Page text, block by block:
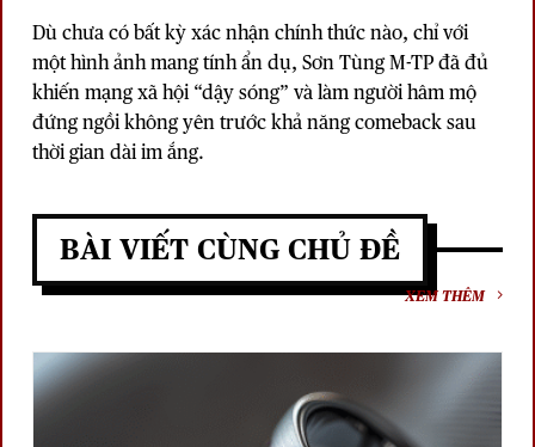
Dù chưa có bất kỳ xác nhận chính thức nào, chỉ với
một hình ảnh mang tính ẩn dụ, Sơn Tùng M-TP đã đủ
khiến mạng xã hội “dậy sóng” và làm người hâm mộ
đứng ngồi không yên trước khả năng comeback sau
thời gian dài im ắng.
BÀI VIẾT CÙNG CHỦ ĐỀ
XEM THÊM